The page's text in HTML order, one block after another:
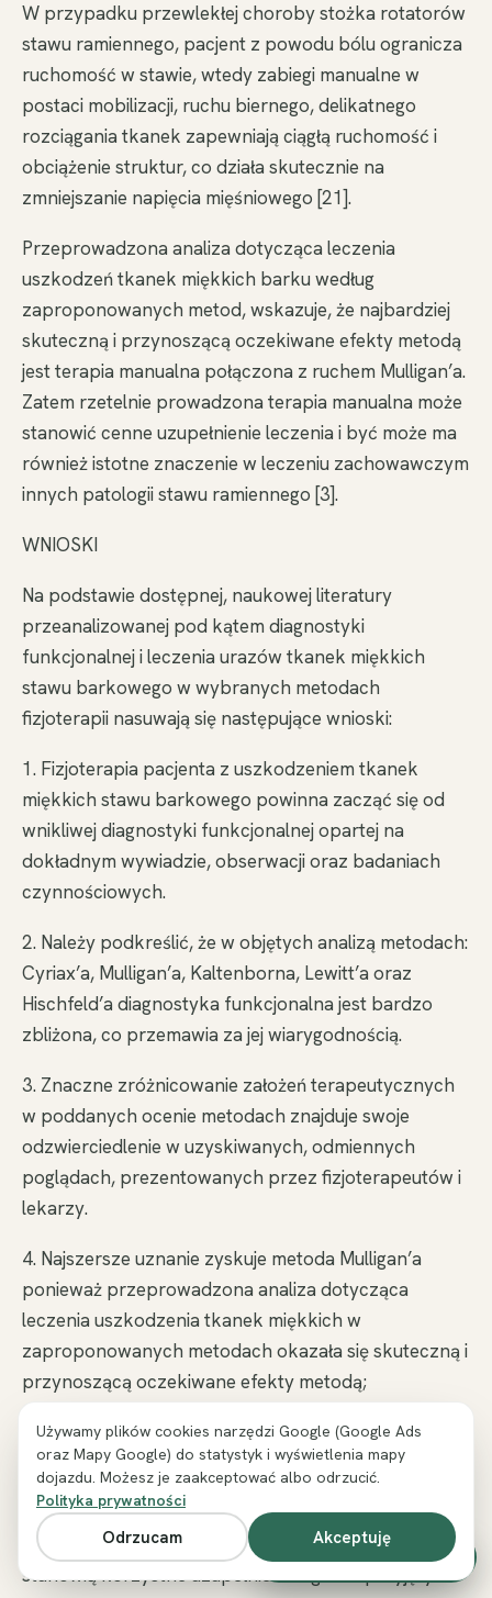
W przypadku przewlekłej choroby stożka rotatorów
stawu ramiennego, pacjent z powodu bólu ogranicza
ruchomość w stawie, wtedy zabiegi manualne w
postaci mobilizacji, ruchu biernego, delikatnego
rozciągania tkanek zapewniają ciągłą ruchomość i
obciążenie struktur, co działa skutecznie na
zmniejszanie napięcia mięśniowego [21].
Przeprowadzona analiza dotycząca leczenia
uszkodzeń tkanek miękkich barku według
zaproponowanych metod, wskazuje, że najbardziej
skuteczną i przynoszącą oczekiwane efekty metodą
jest terapia manualna połączona z ruchem Mulligan’a.
Zatem rzetelnie prowadzona terapia manualna może
stanowić cenne uzupełnienie leczenia i być może ma
również istotne znaczenie w leczeniu zachowawczym
innych patologii stawu ramiennego [3].
WNIOSKI
Na podstawie dostępnej, naukowej literatury
przeanalizowanej pod kątem diagnostyki
funkcjonalnej i leczenia urazów tkanek miękkich
stawu barkowego w wybranych metodach
fizjoterapii nasuwają się następujące wnioski:
1. Fizjoterapia pacjenta z uszkodzeniem tkanek
miękkich stawu barkowego powinna zacząć się od
wnikliwej diagnostyki funkcjonalnej opartej na
dokładnym wywiadzie, obserwacji oraz badaniach
czynnościowych.
2. Należy podkreślić, że w objętych analizą metodach:
Cyriax’a, Mulligan’a, Kaltenborna, Lewitt’a oraz
Hischfeld’a diagnostyka funkcjonalna jest bardzo
zbliżona, co przemawia za jej wiarygodnością.
3. Znaczne zróżnicowanie założeń terapeutycznych
w poddanych ocenie metodach znajduje swoje
odzwierciedlenie w uzyskiwanych, odmiennych
poglądach, prezentowanych przez fizjoterapeutów i
lekarzy.
4. Najszersze uznanie zyskuje metoda Mulligan’a
ponieważ przeprowadzona analiza dotycząca
leczenia uszkodzenia tkanek miękkich w
zaproponowanych metodach okazała się skuteczną i
przynoszącą oczekiwane efekty metodą;
5. Korzystne wyniki w trakcie stosowania metody
Lewitt’a (PIR), są kwestionowane po analizie większej
ilość obserwacji.
6. Zarówno metoda Cyriax’a oraz Kaltenborna
stanowią korzystne uzupełnienie ogólnie przyjętych
Zadzwoń i umów wizytę
Używamy plików cookies narzędzi Google (Google Ads
oraz Mapy Google) do statystyk i wyświetlenia mapy
dojazdu. Możesz je zaakceptować albo odrzucić.
Polityka prywatności
Odrzucam Akceptuję